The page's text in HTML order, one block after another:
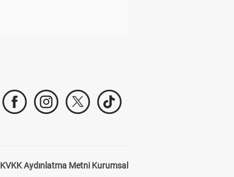
KVKK Aydınlatma Metni Kurumsal